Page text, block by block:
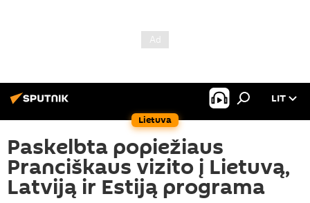
Lietuva
LIT
Paskelbta popiežiaus
Pranciškaus vizito į Lietuvą,
Latviją ir Estiją programa